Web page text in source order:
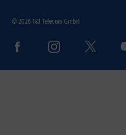
© 2026 1&1 Telecom GmbH